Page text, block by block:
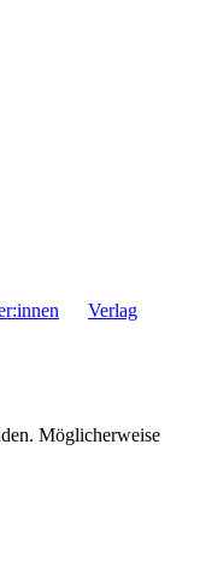
Verlag
Möglicherweise